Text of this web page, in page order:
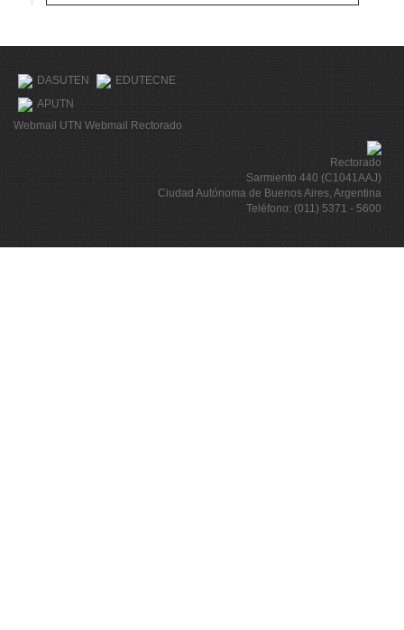
DASUTEN
EDUTECNE
APUTN
Webmail UTN Webmail Rectorado
Rectorado
Sarmiento 440 (C1041AAJ)
Ciudad Autónoma de Buenos Aires, Argentina
Teléfono: (011) 5371 - 5600